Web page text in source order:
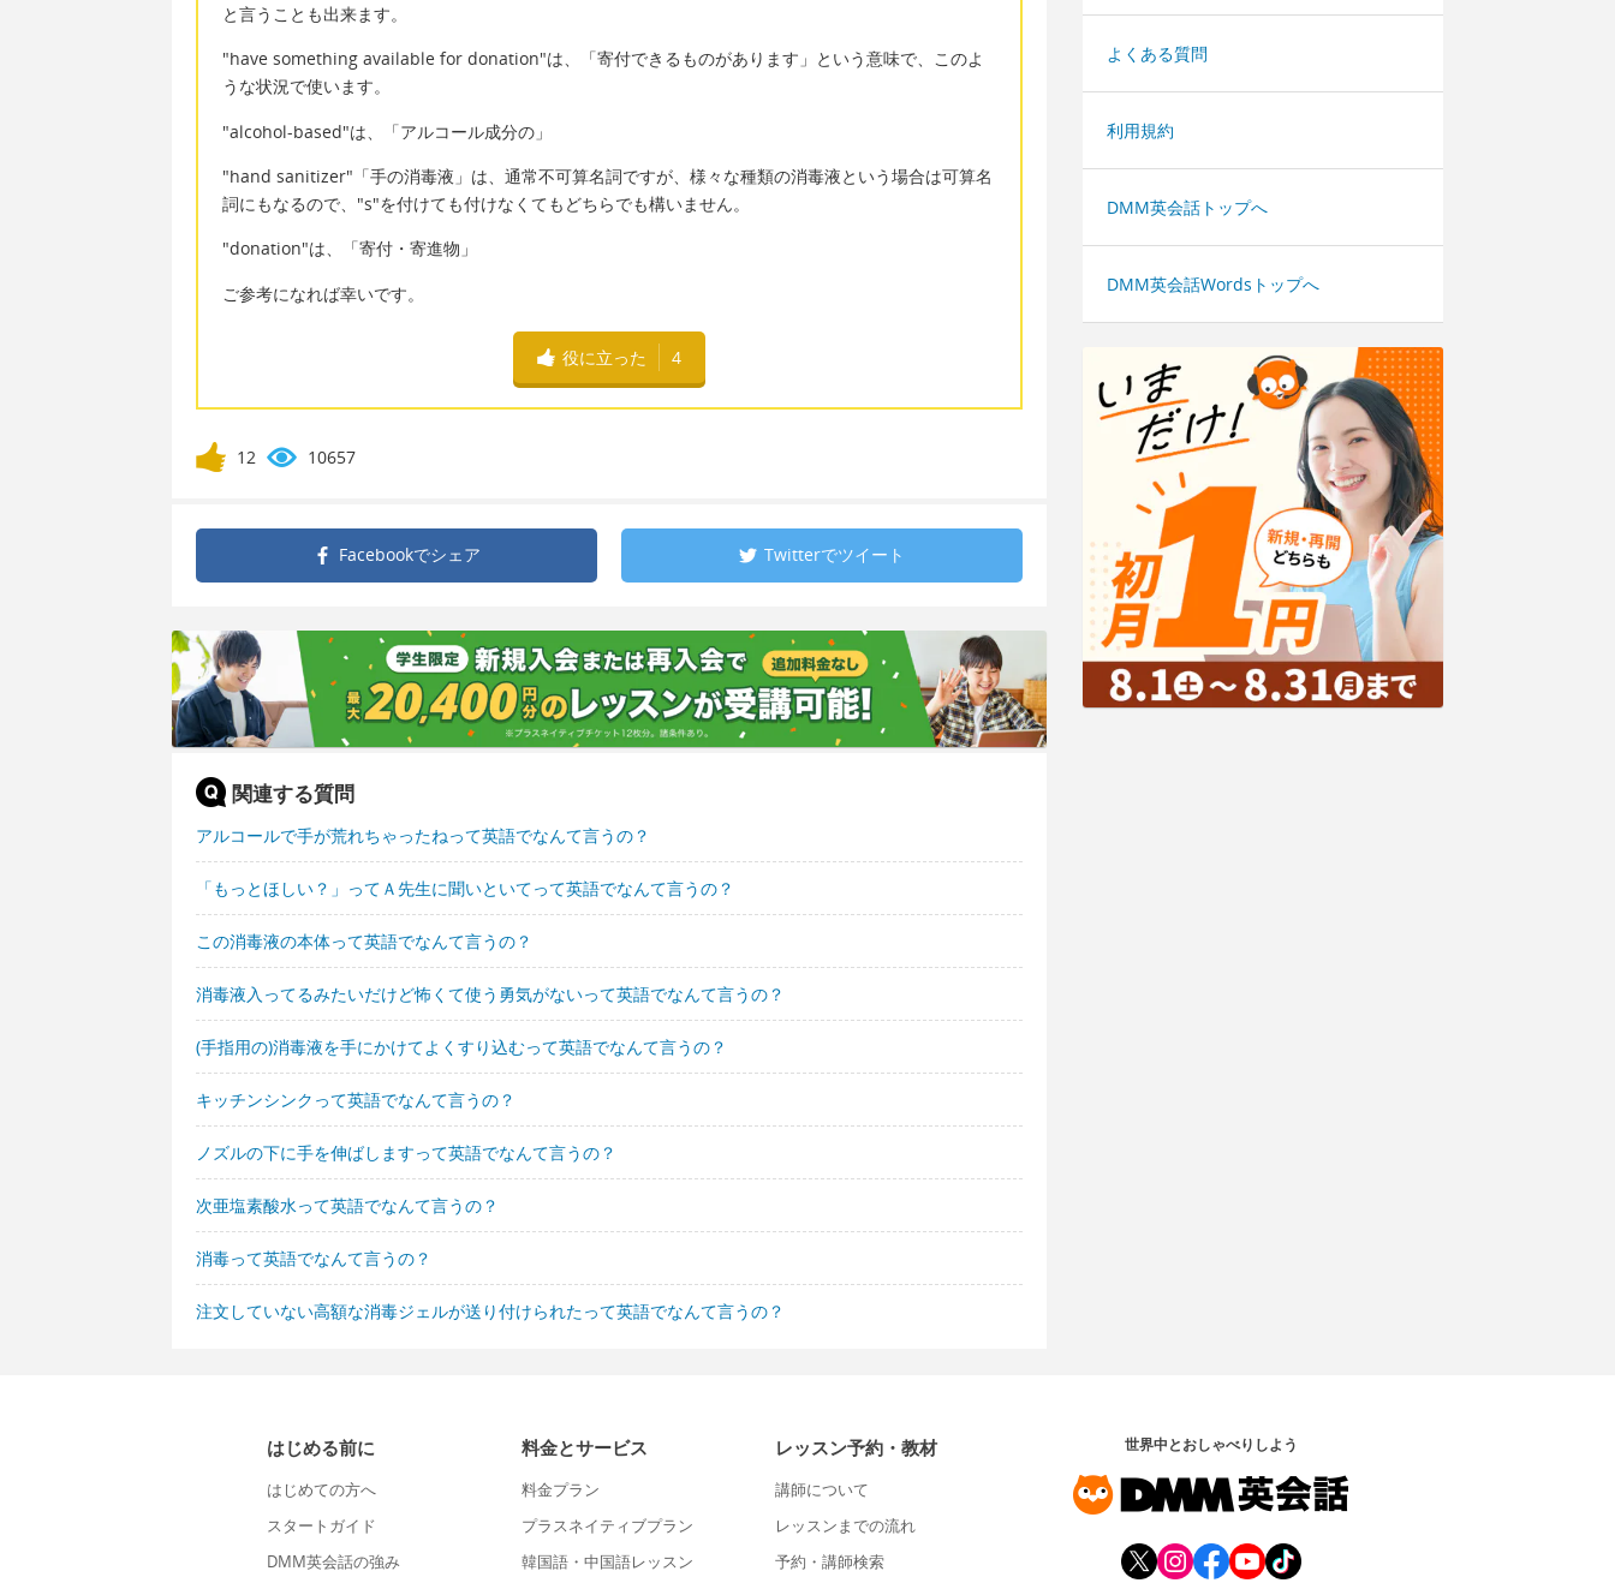
と言うことも出来ます。
"have something available for donation"は、「寄付できるものがあります」という意味で、このよ
うな状況で使います。
"alcohol-based"は、「アルコール成分の」
"hand sanitizer"「手の消毒液」は、通常不可算名詞ですが、様々な種類の消毒液という場合は可算名
詞にもなるので、"s"を付けても付けなくてもどちらでも構いません。
"donation"は、「寄付・寄進物」
ご参考になれば幸いです。
役に立った 4
12 10657
Facebookでシェア Twitterでツイート
関連する質問
アルコールで手が荒れちゃったねって英語でなんて言うの？
「もっとほしい？」ってＡ先生に聞いといてって英語でなんて言うの？
この消毒液の本体って英語でなんて言うの？
消毒液入ってるみたいだけど怖くて使う勇気がないって英語でなんて言うの？
(手指用の)消毒液を手にかけてよくすり込むって英語でなんて言うの？
キッチンシンクって英語でなんて言うの？
ノズルの下に手を伸ばしますって英語でなんて言うの？
次亜塩素酸水って英語でなんて言うの？
消毒って英語でなんて言うの？
注文していない高額な消毒ジェルが送り付けられたって英語でなんて言うの？
よくある質問
利用規約
DMM英会話トップへ
DMM英会話Wordsトップへ
はじめる前に
はじめての方へ
スタートガイド
DMM英会話の強み
料金とサービス
料金プラン
プラスネイティブプラン
韓国語・中国語レッスン
レッスン予約・教材
講師について
レッスンまでの流れ
予約・講師検索
世界中とおしゃべりしよう